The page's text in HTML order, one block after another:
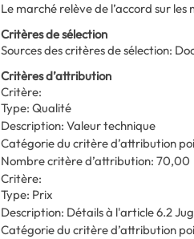
Le marché relève de l’accord sur les
Critères de sélection
Sources des critères de sélection:
Critères d’attribution
Critère:
Type: Qualité
Description: Valeur technique
Catégorie du critère d’attribution
Nombre critère d’attribution: 70,00
Critère:
Type: Prix
Description: Détails à l'article 6.2
Catégorie du critère d’attribution